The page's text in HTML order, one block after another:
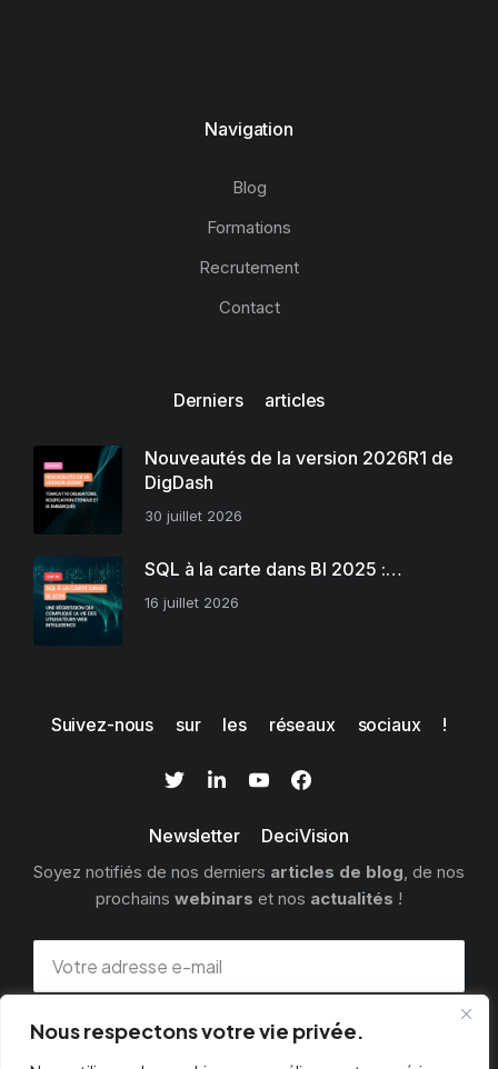
Nous respectons votre vie privée.
Navigation
Blog
Formations
Recrutement
Contact
Derniers articles
Nouveautés de la version 2026R1 de
DigDash
30 juillet 2026
SQL à la carte dans BI 2025 :…
16 juillet 2026
Suivez-nous sur les réseaux sociaux !
Newsletter DeciVision
Soyez notifiés de nos derniers articles de blog, de nos
prochains webinars et nos actualités !
S'INSCRIRE